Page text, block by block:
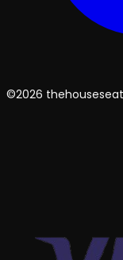
©2026 thehouseseat